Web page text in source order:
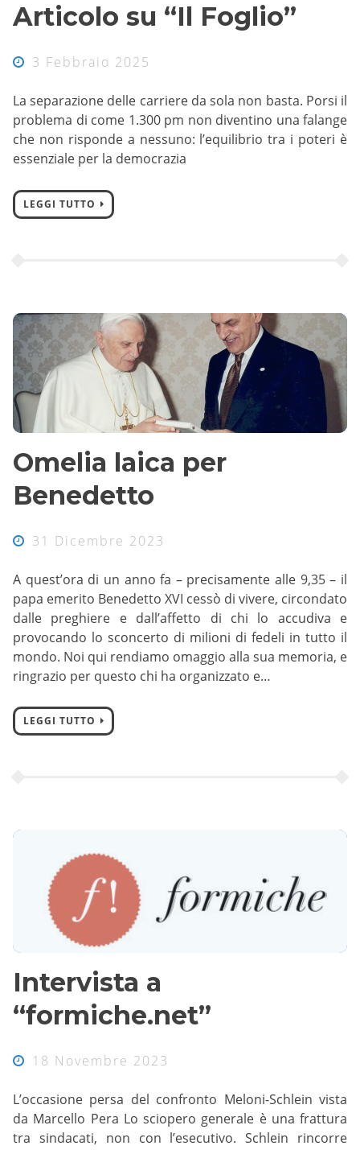
Articolo su “Il Foglio”
3 Febbraio 2025
La separazione delle carriere da sola non basta. Porsi il
problema di come 1.300 pm non diventino una falange
che non risponde a nessuno: l’equilibrio tra i poteri è
essenziale per la democrazia
LEGGI TUTTO
Omelia laica per
Benedetto
31 Dicembre 2023
A quest’ora di un anno fa – precisamente alle 9,35 – il
papa emerito Benedetto XVI cessò di vivere, circondato
dalle preghiere e dall’affetto di chi lo accudiva e
provocando lo sconcerto di milioni di fedeli in tutto il
mondo. Noi qui rendiamo omaggio alla sua memoria, e
ringrazio per questo chi ha organizzato e…
LEGGI TUTTO
Intervista a
“formiche.net”
18 Novembre 2023
L’occasione persa del confronto Meloni-Schlein vista
da Marcello Pera Lo sciopero generale è una frattura
tra sindacati, non con l’esecutivo. Schlein rincorre